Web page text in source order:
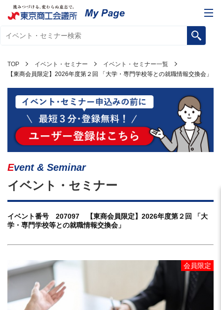
TOP イベント・セミナー
イベント・セミナー一覧
【東商会員限定】2026年度第２回 「大学・専門学校等との就職情報交換会」
Event & Seminar
イベント・セミナー
イベント番号 207097 【東商会員限定】2026年度第２回 「大
学・専門学校等との就職情報交換会」
会員限定